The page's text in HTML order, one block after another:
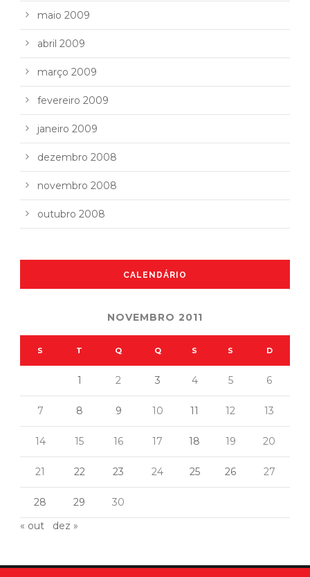
maio 2009
abril 2009
março 2009
fevereiro 2009
janeiro 2009
dezembro 2008
novembro 2008
outubro 2008
CALENDÁRIO
NOVEMBRO 2011
S T Q Q S S D
1 2 3 4 5 6
7 8 9 10 11 12 13
14 15 16 17 18 19 20
21 22 23 24 25 26 27
28 29
30
« out
dez »